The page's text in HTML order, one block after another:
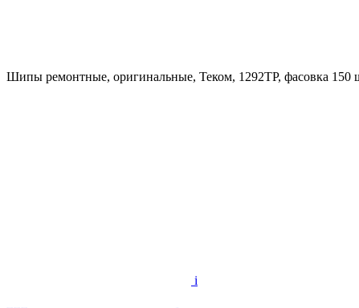
Шипы ремонтные, оригинальные, Теком, 1292ТР, фасовка 150
i